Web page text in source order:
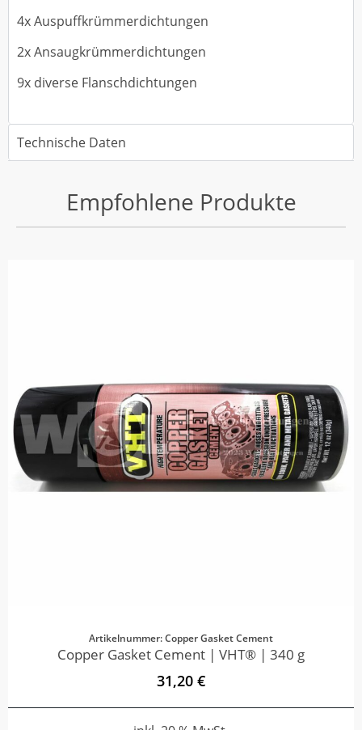
4x Auspuffkrümmerdichtungen
2x Ansaugkrümmerdichtungen
9x diverse Flanschdichtungen
Technische Daten
Empfohlene Produkte
Artikelnummer: Copper Gasket Cement
Copper Gasket Cement | VHT® | 340 g
31,20 €